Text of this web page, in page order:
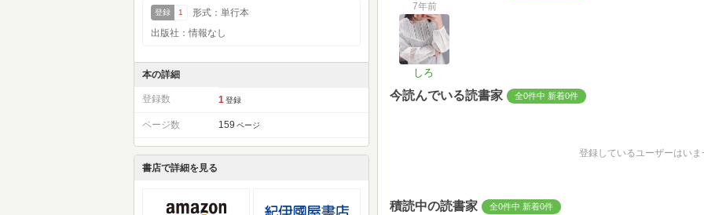
登録 1
形式：単行本
出版社：情報なし
本の詳細
登録数 1 登録
ページ数 159 ページ
書店で詳細を見る
7年前
しろ
今読んでいる読書家 全0件中 新着0件
登録しているユーザーはいま
積読中の読書家 全0件中 新着0件